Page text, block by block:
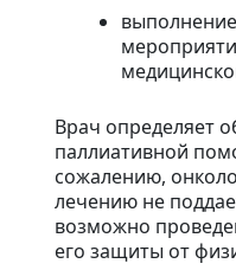
Врач определяет
паллиативной
сожалению,
лечению не
возможно
его защиты от